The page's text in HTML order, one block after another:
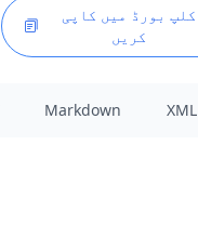
کلپ بورڈ میں کاپی
کریں
Markdown XML